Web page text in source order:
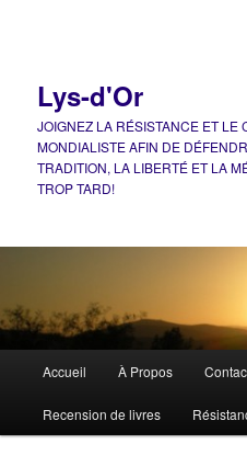
Lys-d'Or
JOIGNEZ LA RÉSISTANCE ET LE
MONDIALISTE AFIN DE
TRADITION, LA LIBERTÉ ET LA
TROP TARD!
principal
Accueil À Propos
Recension de livres